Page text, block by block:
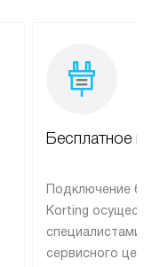
Бесплатное
Подключение
Korting
специалистами
сервисного